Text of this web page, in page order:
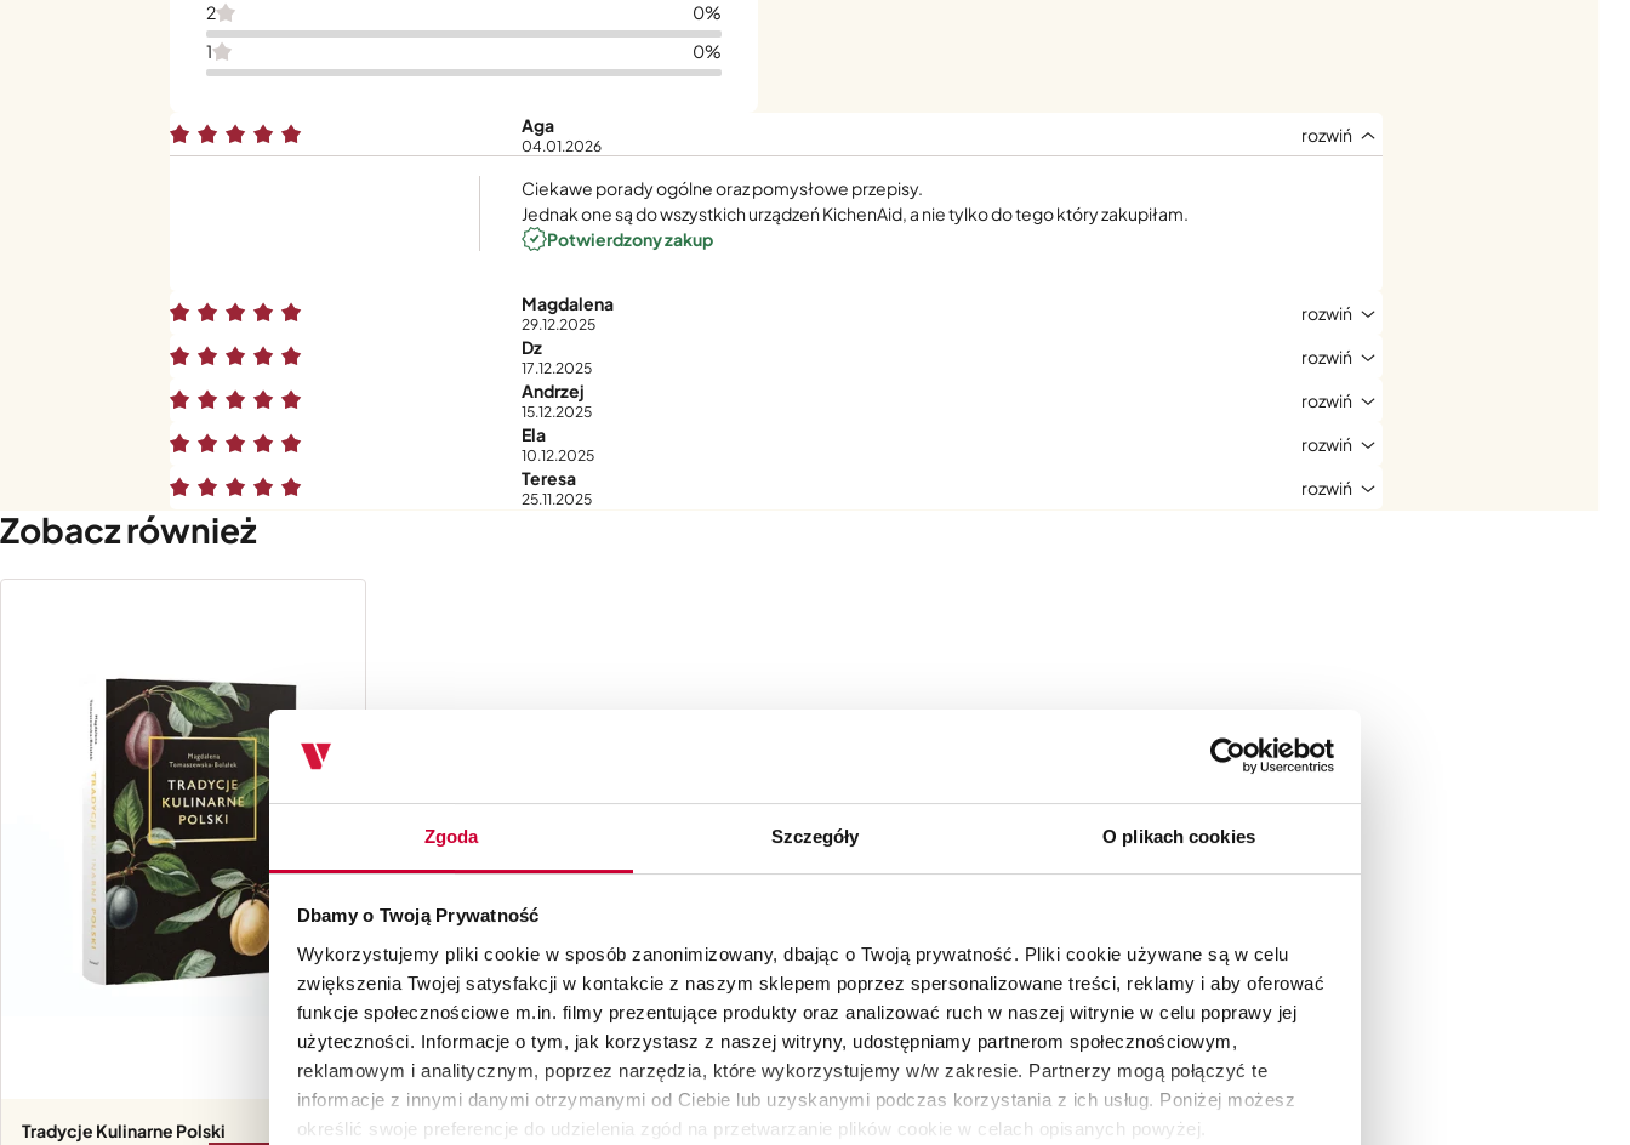
Zgoda Szczegóły O plikach cookies
Dbamy o Twoją Prywatność
Wykorzystujemy pliki cookie w sposób zanonimizowany, dbając o Twoją prywatność. Pliki cookie używane są w celu
zwiększenia Twojej satysfakcji w kontakcie z naszym sklepem poprzez spersonalizowane treści, reklamy i aby oferować
funkcje społecznościowe m.in. filmy prezentujące produkty oraz analizować ruch w naszej witrynie w celu poprawy jej
użyteczności. Informacje o tym, jak korzystasz z naszej witryny, udostępniamy partnerom społecznościowym,
reklamowym i analitycznym, poprzez narzędzia, które wykorzystujemy w/w zakresie. Partnerzy mogą połączyć te
informacje z innymi danymi otrzymanymi od Ciebie lub uzyskanymi podczas korzystania z ich usług. Poniżej możesz
określić swoje preferencje do udzielenia zgód na przetwarzanie plików cookie w celach opisanych powyżej.
2
0%
1
0%
Aga
04.01.2026
Ciekawe porady ogólne oraz pomysłowe przepisy.
Jednak one są do wszystkich urządzeń KichenAid, a nie tylko do tego który zakupiłam.
Potwierdzony zakup
Magdalena
29.12.2025
Dz
17.12.2025
Andrzej
15.12.2025
Ela
10.12.2025
Teresa
25.11.2025
Zobacz również
Tradycje Kulinarne Polski